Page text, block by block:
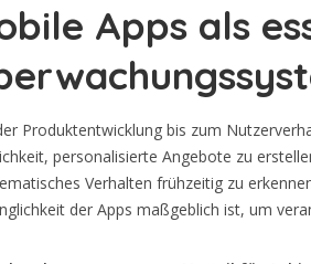
Apps als
Produktentwicklung bis zum
personalisierte Angebote zu
Verhalten frühzeitig zu
der Apps maßgeblich ist, um